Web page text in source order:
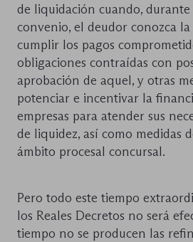
de liquidación cuando,
convenio, el deudor conozca
cumplir los pagos
obligaciones contraídas con
aprobación de aquel, y otras
potenciar e incentivar la
empresas para atender sus
de liquidez, así como medidas
ámbito procesal concursal.
Pero todo este tiempo
los Reales Decretos no será
tiempo no se producen las